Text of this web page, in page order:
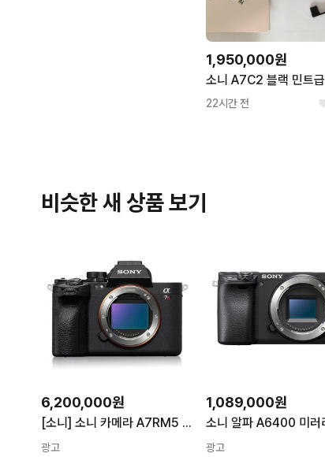
1,950,000원
소니 A7C2 블랙 민트급
22시간 전
비슷한 새 상품 보기
6,200,000원
[소니] 소니 카메라 A7RM5 (BODY) / ILCE-7RM5 - 블랙
광고
1,089,000원
광고